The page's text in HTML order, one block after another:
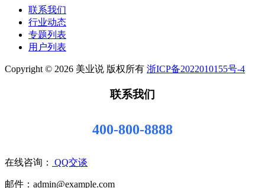
联系我们
行业动态
专题列表
用户列表
Copyright © 2026 美业说 版权所有 浙ICP备2022010155号-4
联系我们
400-800-8888
在线咨询： QQ交谈
邮件：admin@example.com